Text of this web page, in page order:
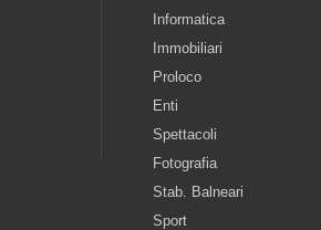
Informatica
Immobiliari
Proloco
Enti
Spettacoli
Fotografia
Stab. Balneari
Sport